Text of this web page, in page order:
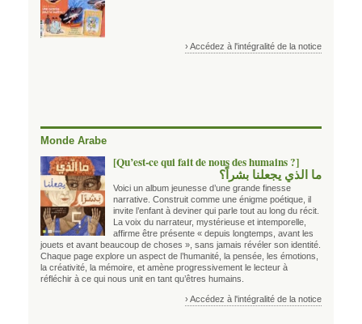
› Accédez à l'intégralité de la notice
Monde Arabe
[Qu’est-ce qui fait de nous des humains ?]
ما الذي يجعلنا بشراً؟
Voici un album jeunesse d’une grande finesse
narrative. Construit comme une énigme poétique, il
invite l’enfant à deviner qui parle tout au long du récit.
La voix du narrateur, mystérieuse et intemporelle,
affirme être présente « depuis longtemps, avant les
jouets et avant beaucoup de choses », sans jamais révéler son identité.
Chaque page explore un aspect de l’humanité, la pensée, les émotions,
la créativité, la mémoire, et amène progressivement le lecteur à
réfléchir à ce qui nous unit en tant qu’êtres humains.
› Accédez à l'intégralité de la notice